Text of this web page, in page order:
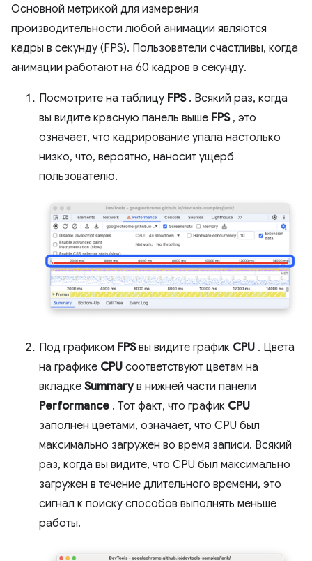
Основной метрикой для измерения
производительности любой анимации являются
кадры в секунду (FPS). Пользователи счастливы, когда
анимации работают на 60 кадров в секунду.
Посмотрите на таблицу FPS. Всякий раз, когда
вы видите красную панель выше FPS, это
означает, что кадрирование упала настолько
низко, что, вероятно, наносит ущерб
пользователю.
Под графиком FPSвы видите график CPU . Цвета
на графике CPU соответствуют цветам на
вкладке Summaryв нижней части панели
Performance . Тот факт, что график CPU
заполнен цветами, означает, что CPU был
максимально загружен во время записи. Всякий
раз, когда вы видите, что CPU был максимально
загружен в течение длительного времени, это
сигнал к поиску способов выполнять меньше
работы.